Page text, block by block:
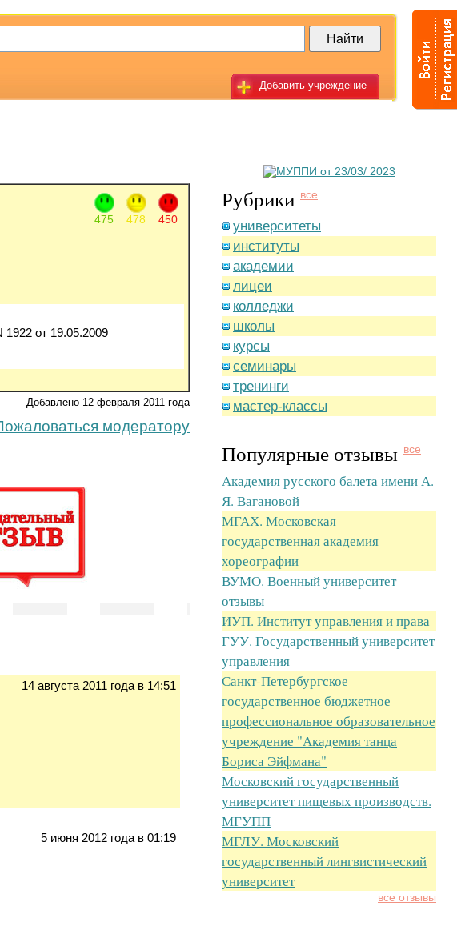
Добавить учреждение
475 478 450
от 19.05.2009
Добавлено 12 февраля 2011 года
модератору
14 августа 2011 года в 14:51
5 июня 2012 года в 01:19
Рубрики все
университеты
институты
академии
лицеи
колледжи
школы
курсы
семинары
тренинги
мастер-классы
Популярные отзывы все
Академия русского балета имени А.
Я. Вагановой
МГАХ. Московская
государственная академия
хореографии
ВУМО. Военный университет
отзывы
ИУП. Институт управления и права
ГУУ. Государственный университет
управления
Санкт-Петербургское
государственное бюджетное
профессиональное образовательное
учреждение "Академия танца
Бориса Эйфмана"
Московский государственный
университет пищевых производств.
МГУПП
МГЛУ. Московский
государственный лингвистический
университет
все отзывы